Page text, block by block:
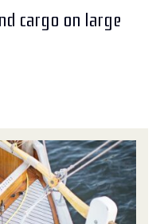
cargo on large